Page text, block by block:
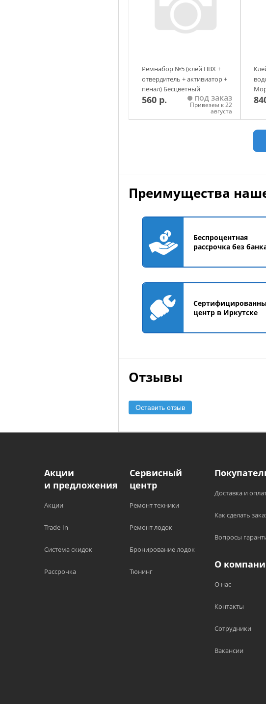
Ремнабор №5 (клей ПВХ +
отвердитель + активиатор +
пенал) Бесцветный
560 р. под заказ
Привезем к 22
августа
Преимущества
Беспроцентная
рассрочка без
центр в Иркутске
Отзывы
Оставить отзыв
Акции
и предложения
Акции
Trade-In
Система скидок
Рассрочка
Сервисный
центр
Ремонт техники
Ремонт лодок
Бронирование лодок
Тюнинг
Доставка и
Как сделать
Вопросы
О
О нас
Контакты
Сотрудники
Вакансии